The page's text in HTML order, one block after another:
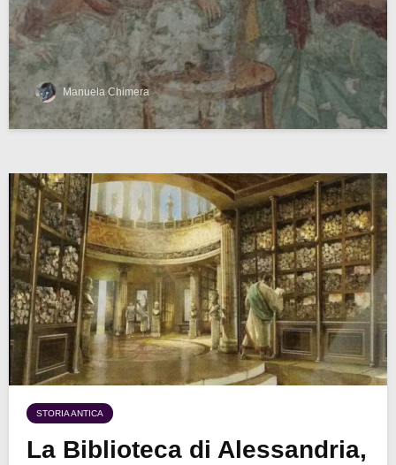
Manuela Chimera
STORIA ANTICA
La Biblioteca di Alessandria,